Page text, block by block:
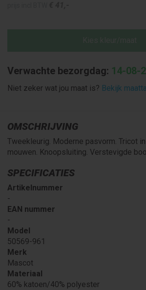
Verwachte bezorgdag: 14-08-
Niet zeker wat jou maat is? Bekijk
OMSCHRIJVING
Tweekleurig. Moderne pasvorm. Tricot
mouwen. Knoopsluiting. Verstevigde
SPECIFICATIES
Artikelnummer
-
EAN nummer
-
Model
50569-961
Merk
Mascot
Materiaal
60% katoen/40% polyester